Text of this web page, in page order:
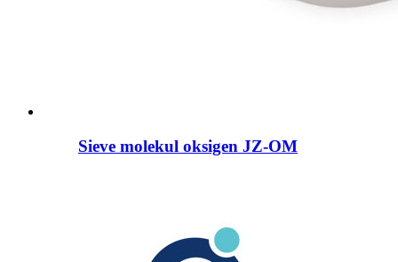
Sieve molekul oksigen JZ-OM